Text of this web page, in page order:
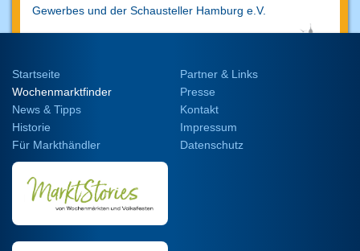
Gewerbes und der Schausteller Hamburg e.V.
Startseite
Wochenmarktfinder
News & Tipps
Historie
Für Markthändler
Partner & Links
Presse
Kontakt
Impressum
Datenschutz